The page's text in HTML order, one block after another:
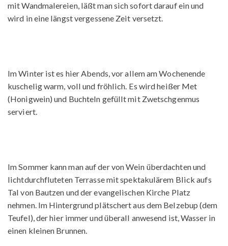
mit Wandmalereien, läßt man sich sofort darauf ein und
wird in eine längst vergessene Zeit versetzt.
Im Winter ist es hier Abends, vor allem am Wochenende
kuschelig warm, voll und fröhlich. Es wird heißer Met
(Honigwein) und Buchteln gefüllt mit Zwetschgenmus
serviert.
Im Sommer kann man auf der von Wein überdachten und
lichtdurchfluteten Terrasse mit spektakulärem Blick aufs
Tal von Bautzen und der evangelischen Kirche Platz
nehmen. Im Hintergrund plätschert aus dem Belzebup (dem
Teufel), der hier immer und überall anwesend ist, Wasser in
einen kleinen Brunnen.